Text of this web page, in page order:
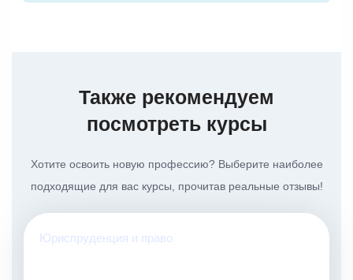
Также рекомендуем
посмотреть курсы
Хотите освоить новую профессию? Выберите наиболее
подходящие для вас курсы, прочитав реальные отзывы!
Юриспруденция и право